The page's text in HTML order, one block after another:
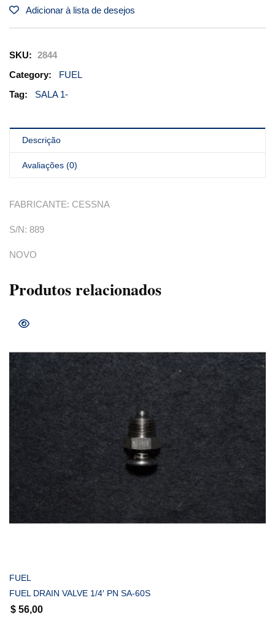
Adicionar à lista de desejos
SKU: 2844
Category:
FUEL
Tag:
SALA 1-
Descrição
Avaliações (0)
FABRICANTE: CESSNA
S/N: 889
NOVO
Produtos relacionados
FUEL
FUEL DRAIN VALVE 1/4′ PN SA-60S
$ 56,00